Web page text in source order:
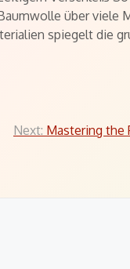
über viele
spiegelt die
Next: Mastering the